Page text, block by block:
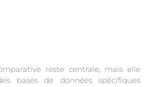
reste centrale, mais elle
bases de données spécifiques